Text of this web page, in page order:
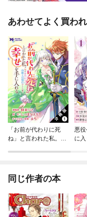
あわせてよく買わ
「お前が代わりに死
ね」と言われた私。妹
ック） 分冊版
悪役
に
同じ作者の本